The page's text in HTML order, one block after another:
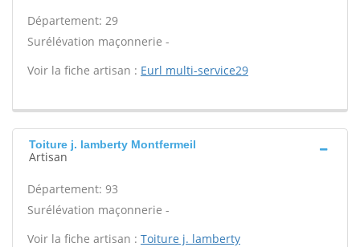
Département: 29
Surélévation maçonnerie -
Voir la fiche artisan : Eurl multi-service29
Toiture j. lamberty Montfermeil
Artisan
Département: 93
Surélévation maçonnerie -
Voir la fiche artisan : Toiture j. lamberty